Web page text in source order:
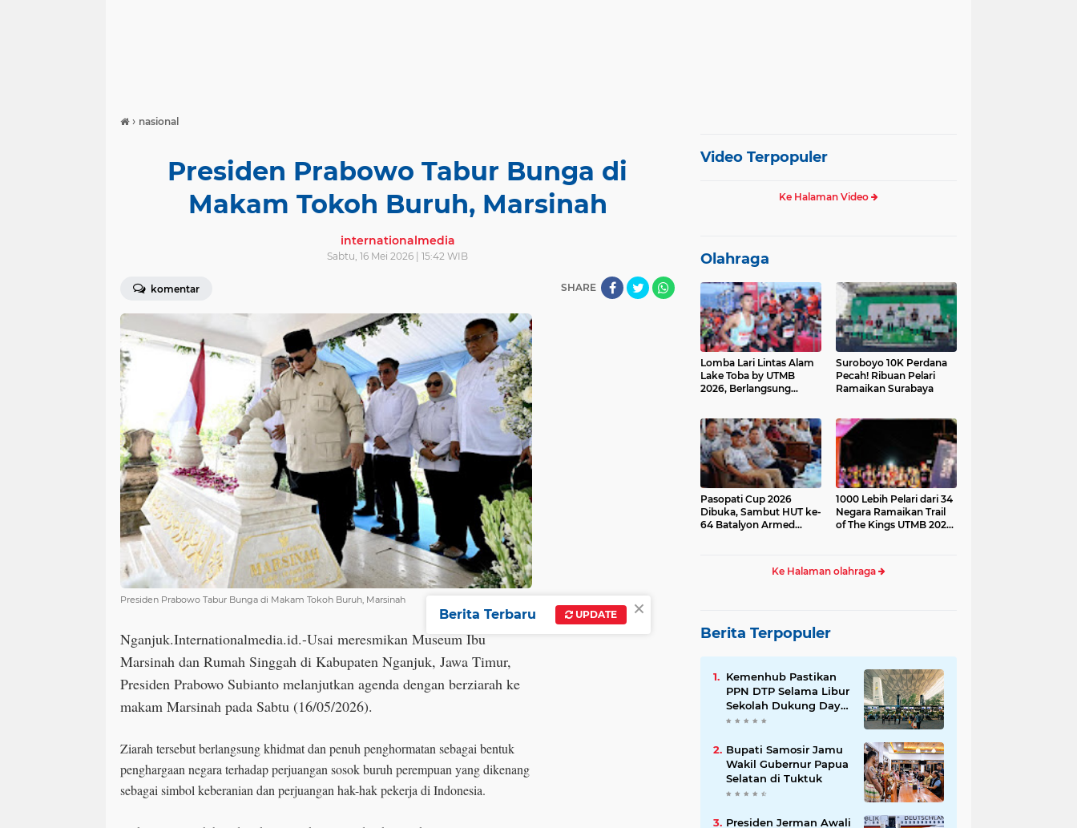
› nasional
Presiden Prabowo Tabur Bunga di
Makam Tokoh Buruh, Marsinah
internationalmedia
Sabtu, 16 Mei 2026 | 15:42 WIB
komentar SHARE
Presiden Prabowo Tabur Bunga di Makam Tokoh Buruh, Marsinah
Nganjuk.Internationalmedia.id.-Usai meresmikan Museum Ibu
Marsinah dan Rumah Singgah di Kabupaten Nganjuk, Jawa Timur,
Presiden Prabowo Subianto melanjutkan agenda dengan berziarah ke
makam Marsinah pada Sabtu (16/05/2026).
Ziarah tersebut berlangsung khidmat dan penuh penghormatan sebagai bentuk
penghargaan negara terhadap perjuangan sosok buruh perempuan yang dikenang
sebagai simbol keberanian dan perjuangan hak-hak pekerja di Indonesia.
Video Terpopuler
Ke Halaman Video
Olahraga
Lomba Lari Lintas Alam
Lake Toba by UTMB
2026, Berlangsung
Suroboyo 10K Perdana
Pecah! Ribuan Pelari
Ramaikan Surabaya
Pasopati Cup 2026
Dibuka, Sambut HUT ke-
64 Batalyon Armed
1000 Lebih Pelari dari 34
Negara Ramaikan Trail
of The Kings UTMB 2026
Ke Halaman olahraga
Berita Terpopuler
Kemenhub Pastikan
PPN DTP Selama Libur
Sekolah Dukung Daya
Beli Masyarakat
Bupati Samosir Jamu
Wakil Gubernur Papua
Selatan di Tuktuk
Presiden Jerman Awali
×
Berita Terbaru UPDATE